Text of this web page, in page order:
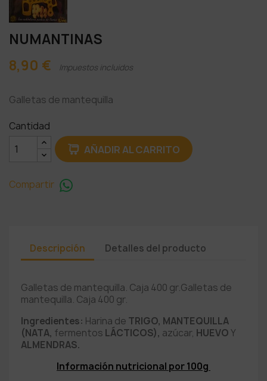
NUMANTINAS
8,90 €
Impuestos incluidos
Galletas de mantequilla
Cantidad
AÑADIR AL CARRITO
Compartir
Descripción Detalles del producto
Galletas de mantequilla. Caja 400 gr.Galletas de
mantequilla. Caja 400 gr.
Ingredientes: Harina de TRIGO, MANTEQUILLA
(NATA, fermentos LÁCTICOS), azúcar, HUEVOY
ALMENDRAS.
Información nutricional por 100g